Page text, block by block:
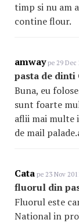
timp si nu am
contine flour.
amwaype 29 Dec
pasta de dinti
Buna, eu
sunt foarte
aflii mai multe
de mail
Cata pe 23 Nov
fluorul din
Fluorul este
National in